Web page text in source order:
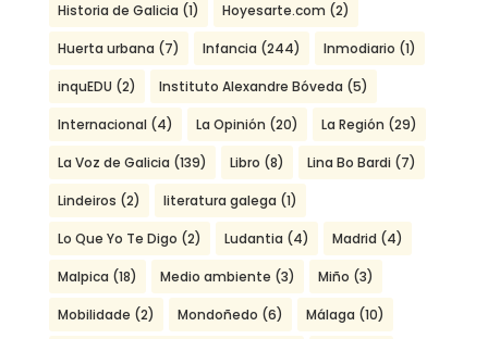
Historia de Galicia (1) Hoyesarte.com (2)
Huerta urbana (7) Infancia (244) Inmodiario (1)
inquEDU (2) Instituto Alexandre Bóveda (5)
Internacional (4) La Opinión (20) La Región (29)
La Voz de Galicia (139) Libro (8) Lina Bo Bardi (7)
Lindeiros (2) literatura galega (1)
Lo Que Yo Te Digo (2) Ludantia (4) Madrid (4)
Malpica (18) Medio ambiente (3) Miño (3)
Mobilidade (2) Mondoñedo (6) Málaga (10)